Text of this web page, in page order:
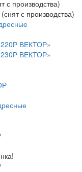
с производства)
(снят с производства)
ВЕКТОР»
ВЕКТОР»